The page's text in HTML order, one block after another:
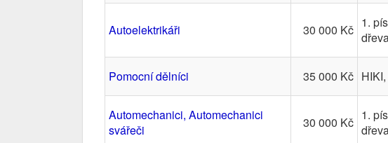
Autoelektrikáři 30 000 Kč 1.
Pomocní dělníci
35 000 Kč
Automechanici, Automechanici
svářeči
30 000 Kč 1.